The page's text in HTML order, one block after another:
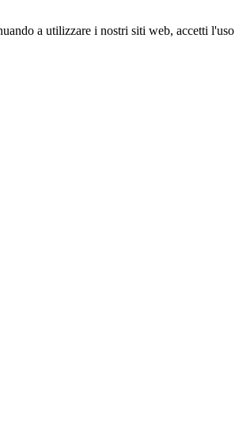
a utilizzare i nostri siti web, accetti